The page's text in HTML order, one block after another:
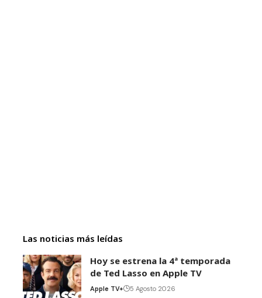
Las noticias más leídas
Hoy se estrena la 4ª temporada
de Ted Lasso en Apple TV
Apple TV+ 5 Agosto 2026